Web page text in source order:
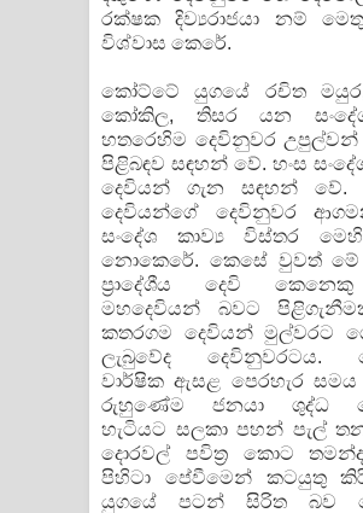
රක්ෂක දිව්‍යරාජයා නම්
විශ්වාස කෙරේ.
කෝට්ටේ යුගයේ රචිත
කෝකිල, තිසර යන
හතරෙහිම දෙවිනුවර උපුල්වන්
පිළිබඳව සඳහන් වේ. හංස
දෙවියන් ගැන සඳහන් වේ.
දෙවියන්ගේ දෙවිනුවර
සංදේශ කාව්‍ය විස්තර
නොකෙරේ. කෙසේ වුවත් මේ
ප්‍රාදේශීය දෙවි
මහදෙවියන් බවට
කතරගම දෙවියන් මුල්වරට
ලැබුවේද දෙවිනුවරටය.
වාර්ෂික ඇසළ පෙරහැර
රුහුණේම ජනයා ශුද්ධ
හැටියට සලකා පහන් පැල්
දොරවල් පවිත්‍ර කොට
පිහිටා පේවීමෙන් කටයුතු
යුගයේ පටන් සිරිත බව